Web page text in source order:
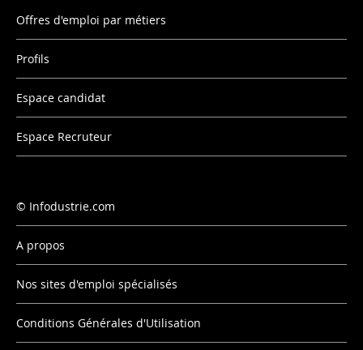
Offres d'emploi par métiers
Profils
Espace candidat
Espace Recruteur
Infodustrie.com
A propos
Nos sites d'emploi spécialisés
Conditions Générales d'Utilisation